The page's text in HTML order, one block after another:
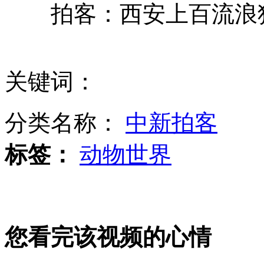
震撼双人舞 惊叫声一片
荷兰：女王正式退位 长子继承王位
四川雅安1日发生4.1级地震
女孩北京地铁殴打老人 痛下狠手拳打脚踢
拍客：西安上百流浪
关键词：
分类名称： 中新拍客
标签： 动物世界
您看完该视频的心情